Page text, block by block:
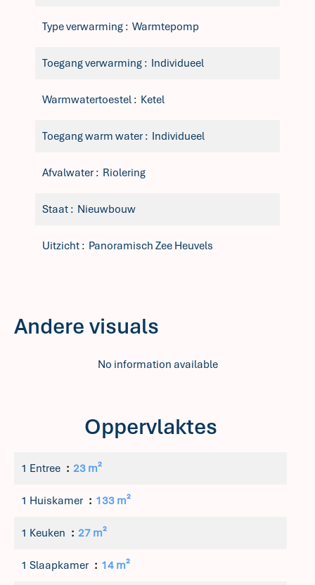
Type verwarming Warmtepomp
Toegang verwarming Individueel
Warmwatertoestel Ketel
Toegang warm water Individueel
Afvalwater Riolering
Staat Nieuwbouw
Uitzicht Panoramisch Zee Heuvels
Andere visuals
No information available
Oppervlaktes
1 Entree 23 m²
1 Huiskamer 133 m²
1 Keuken 27 m²
1 Slaapkamer 14 m²